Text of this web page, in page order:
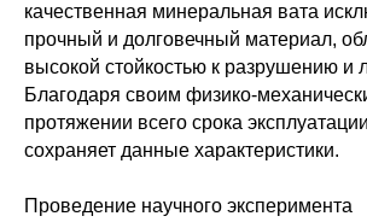
качественная минеральная вата
прочный и долговечный материал,
высокой стойкостью к разрушению и
Благодаря своим физико-
протяжении всего срока
сохраняет данные характеристики.
Проведение научного эксперимента